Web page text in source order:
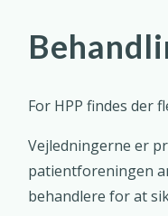
For HPP findes der
Vejledningerne er
patientforeningen
behandlere for at